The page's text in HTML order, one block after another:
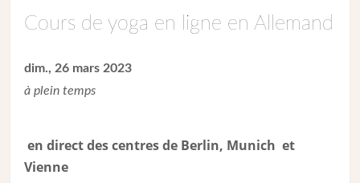
Cours de yoga en ligne en Allemand
dim., 26 mars 2023
à plein temps
en direct des centres de Berlin, Munich et
Vienne